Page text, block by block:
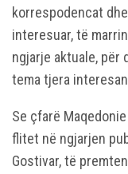
korrespodencat
interesuar, të
ngjarje aktuale, për
tema tjera
Se çfarë
flitet në ngjarjen
Gostivar, të